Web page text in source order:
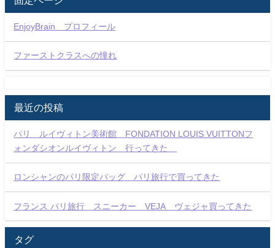
EnjoyBrain プロフィール
ファーストクラスへの憧れ
最近の投稿
パリ ルイヴィトン美術館 FONDATION LOUIS VUITTONフ
ォンダシオンルイヴィトン 行ってきた
ロンシャンのパリ限定バッグ パリ旅行で買ってきた
フランス パリ旅行 スニーカー VEJA ヴェジャ買ってきた
タグ